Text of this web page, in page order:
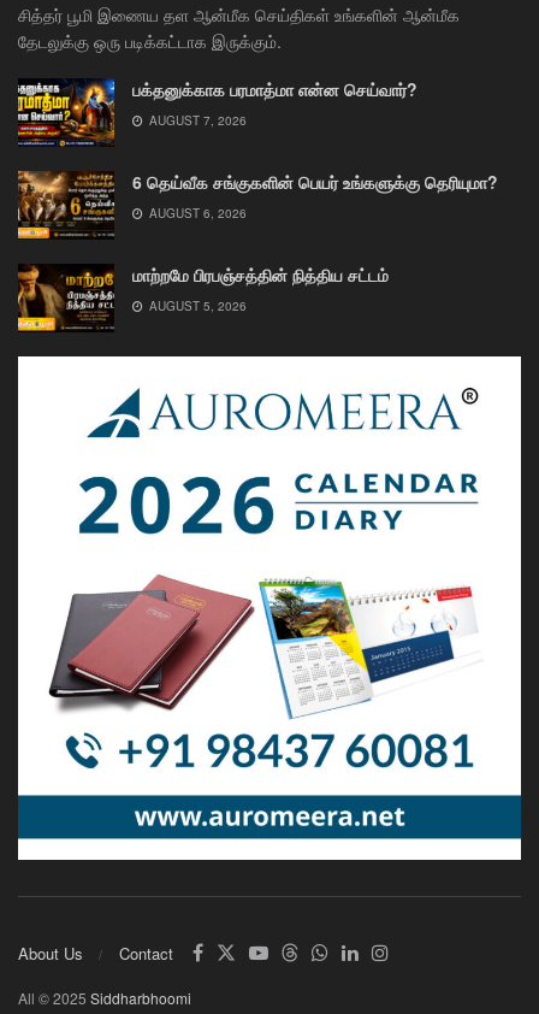
சித்தர் பூமி இணைய தள ஆன்மீக செய்திகள் உங்களின் ஆன்மீக
தேடலுக்கு ஒரு படிக்கட்டாக இருக்கும்.
பக்தனுக்காக பரமாத்மா என்ன செய்வார்?
AUGUST 7, 2026
6 தெய்வீக சங்குகளின் பெயர் உங்களுக்கு தெரியுமா?
AUGUST 6, 2026
மாற்றமே பிரபஞ்சத்தின் நித்திய சட்டம்
AUGUST 5, 2026
About Us Contact
All © 2025 Siddharbhoomi